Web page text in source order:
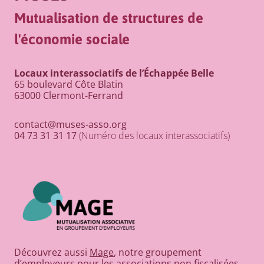
Mutualisation de structures de
l'économie sociale
Locaux interassociatifs de l’Échappée Belle
65 boulevard Côte Blatin
63000 Clermont-Ferrand
contact@muses-asso.org
04 73 31 31 17(Numéro des locaux interassociatifs)
Découvrez aussi Mage, notre groupement